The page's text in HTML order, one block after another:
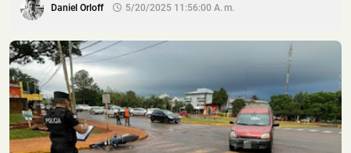
Daniel Orloff 5/20/2025 11:56:00 A. M.